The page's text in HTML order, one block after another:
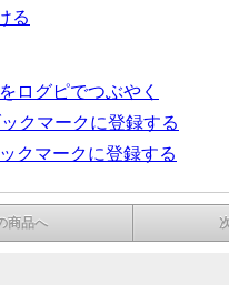
る
ログピでつぶやく
クマークに登録する
クマークに登録する
商品へ